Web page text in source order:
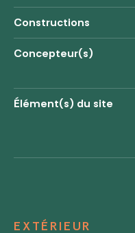
Constructions
Concepteur(s)
Élément(s) du site
EXTÉRIEUR